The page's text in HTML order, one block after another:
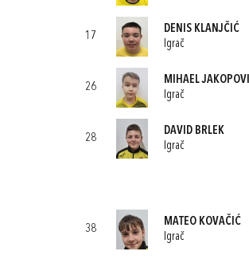
17
DENIS KLANJČIĆ
Igrač
26
MIHAEL
Igrač
28
DAVID BRLEK
Igrač
38
MATEO KOVAČIĆ
Igrač